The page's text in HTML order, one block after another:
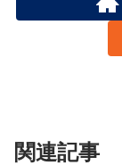
関連記事